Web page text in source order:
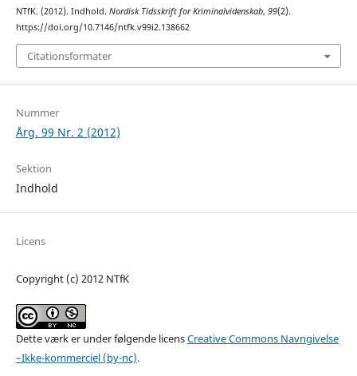
NTfK. (2012). Indhold. Nordisk Tidsskrift for Kriminalvidenskab, 99(2).
https://doi.org/10.7146/ntfk.v99i2.138662
Citationsformater
Nummer
Årg. 99 Nr. 2 (2012)
Sektion
Indhold
Licens
Copyright (c) 2012 NTfK
Dette værk er under følgende licensCreative Commons Navngivelse
–Ikke-kommerciel (by-nc).